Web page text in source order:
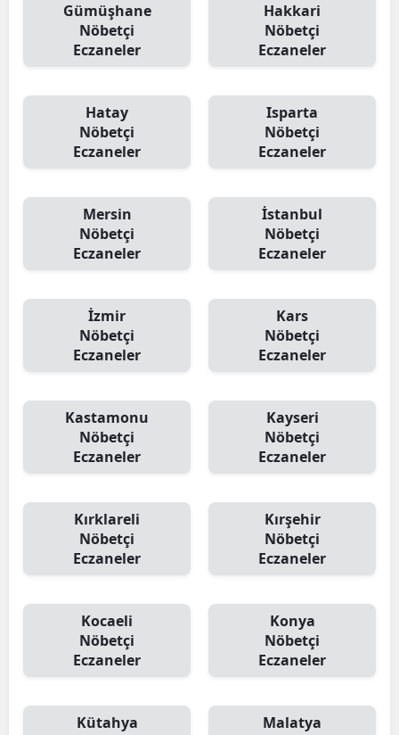
Gümüşhane
Nöbetçi
Eczaneler
Hakkari
Nöbetçi
Eczaneler
Hatay
Nöbetçi
Eczaneler
Isparta
Nöbetçi
Eczaneler
Mersin
Nöbetçi
Eczaneler
İstanbul
Nöbetçi
Eczaneler
İzmir
Nöbetçi
Eczaneler
Kars
Nöbetçi
Eczaneler
Kastamonu
Nöbetçi
Eczaneler
Kayseri
Nöbetçi
Eczaneler
Kırklareli
Nöbetçi
Eczaneler
Kırşehir
Nöbetçi
Eczaneler
Kocaeli
Nöbetçi
Eczaneler
Konya
Nöbetçi
Eczaneler
Kütahya
Malatya